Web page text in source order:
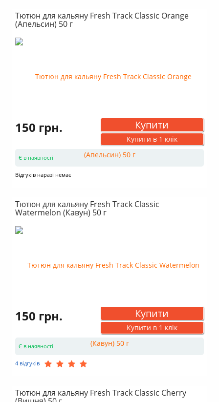
Кількість теплоти: Середня
Тютюн для кальяну Fresh Track Classic Orange
(Апельсин) 50 г
150 грн. Купити
Купити в 1 клік
Є в наявності
Відгуків наразі немає
Тютюн для кальяну Fresh Track Classic
Watermelon (Кавун) 50 г
150 грн. Купити
Купити в 1 клік
Є в наявності
4 відгуків
Тютюн для кальяну Fresh Track Classic Cherry